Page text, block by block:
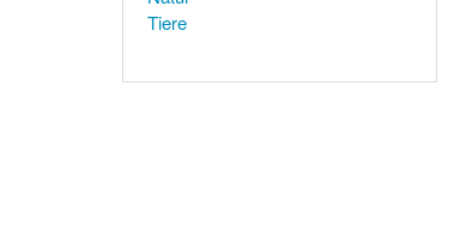
Tiere